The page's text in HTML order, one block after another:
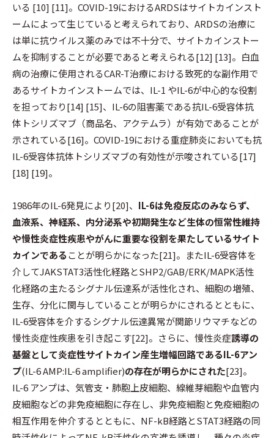
いる [10] [11]。COVID-19におけるARDSはサイトカインスト
ームによって生じていると考えられており、ARDSの治療に
は単に抗ウイルス薬のみでは不十分で、サイトカインストー
ムを抑制することが必要であると考えられる[12] [13]。白血
病の治療に使用されるCAR-T治療における致死的な副作用で
あるサイトカインストームでは、IL-1 やIL-6が中心的な役割
を担っており[14] [15]、IL-6の阻害薬である抗IL-6受容体抗
体トシリズマブ（商品名、アクテムラ）が有効であることが
示されている[16]。COVID-19における重症肺炎においても抗
IL-6受容体抗体トシリズマブの有効性が示唆されている[17]
[18] [19]。
1986年のIL-6発見により[20]、 IL-6は免疫反応のみならず、
血液系、神経系、内分泌系や初期発生など生体の恒常性維持
や慢性炎症性疾患やがんに重要な役割を果たしているサイト
カインであることが明らかになった[21]。またIL-6受容体を
介してJAKSTAT3活性化経路とSHP2/GAB/ERK/MAPK活性
化経路の主たるシグナル伝達系が活性化され、細胞の増殖、
生存、分化に関与していることが明らかにされるとともに、
IL-6受容体を介するシグナル伝達異常が関節リウマチなどの
慢性炎症性疾患を引き起こす[22]。さらに、慢性炎症誘導の
基盤として炎症性サイトカイン産生増幅回路であるIL-6アン
プ(IL-6 AMP:IL-6 amplifier)の存在が明らかにされた[23]。
IL-6 アンプは、気管支・肺胞上皮細胞、線維芽細胞や血管内
皮細胞などの非免疫細胞に存在し、非免疫細胞と免疫細胞の
相互作用を仲介するとともに、NF-kB経路とSTAT3経路の同